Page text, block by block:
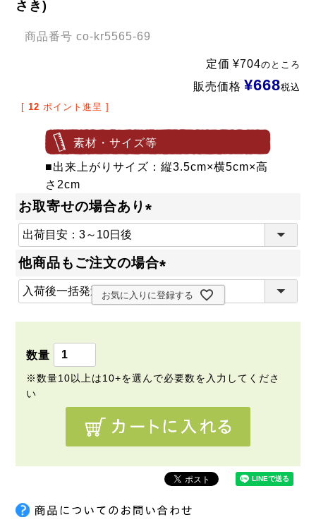
さき)
商品番号 co-kr5565-69
定価 ¥704のところ
販売価格 ¥668税込
[ 12 ポイント進呈 ]
素材・サイズ等
■出来上がりサイズ：縦3.5cm×横5cm×高
さ2cm
お取寄せの場合あり
必
)
他商品もご注文の場合
(
お気に入りに登録する